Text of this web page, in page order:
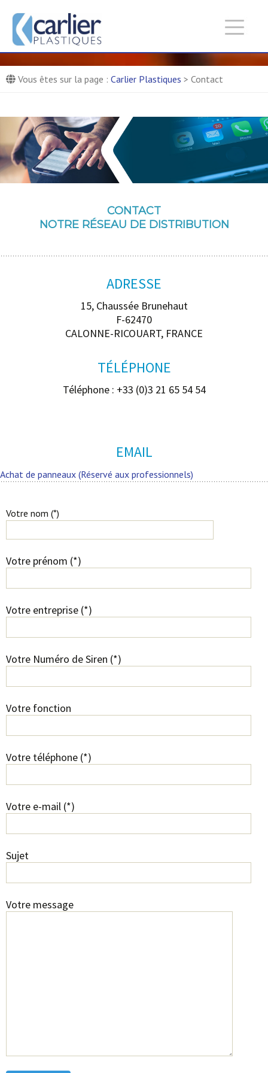
Carlier Plastiques :
Entreprise de production de
pièces composites
Fabricant de panneaux composites
Vous êtes sur la page : Carlier Plastiques > Contact
CONTACT
NOTRE RÉSEAU DE DISTRIBUTION
ADRESSE
15, Chaussée Brunehaut
F-62470
CALONNE-RICOUART, FRANCE
TÉLÉPHONE
Téléphone : +33 (0)3 21 65 54 54
EMAIL
Achat de panneaux (Réservé aux professionnels)
Votre nom (*)
Votre prénom (*)
Votre entreprise (*)
Votre Numéro de Siren (*)
Votre fonction
Votre téléphone (*)
Votre e-mail (*)
Sujet
Votre message